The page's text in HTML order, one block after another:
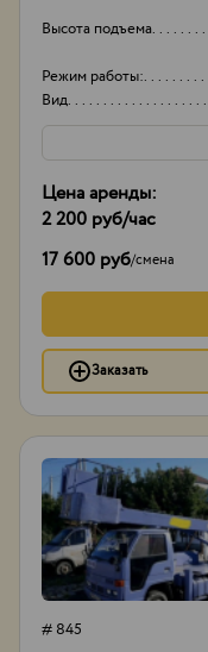
Высота подъема
Режим работы:
Вид
Оборудование
Цена аренды:
2 200 руб/час
17 600 руб/смена
Заказать
# 845